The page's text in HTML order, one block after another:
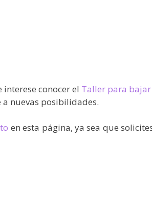
conocer el Taller para
nuevas posibilidades.
en esta página, ya sea que